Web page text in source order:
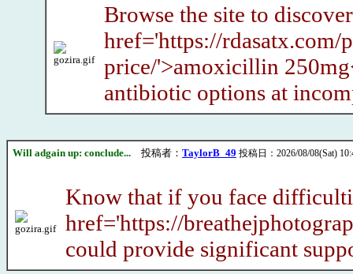
Browse the site to
href='https://
price/'>amoxicillin
antibiotic options at
Will adgain up: conclude... 投稿者： TaylorB_49 投稿日：2026/08/08(Sat)
Know that if you face
href='https://
could provide significant